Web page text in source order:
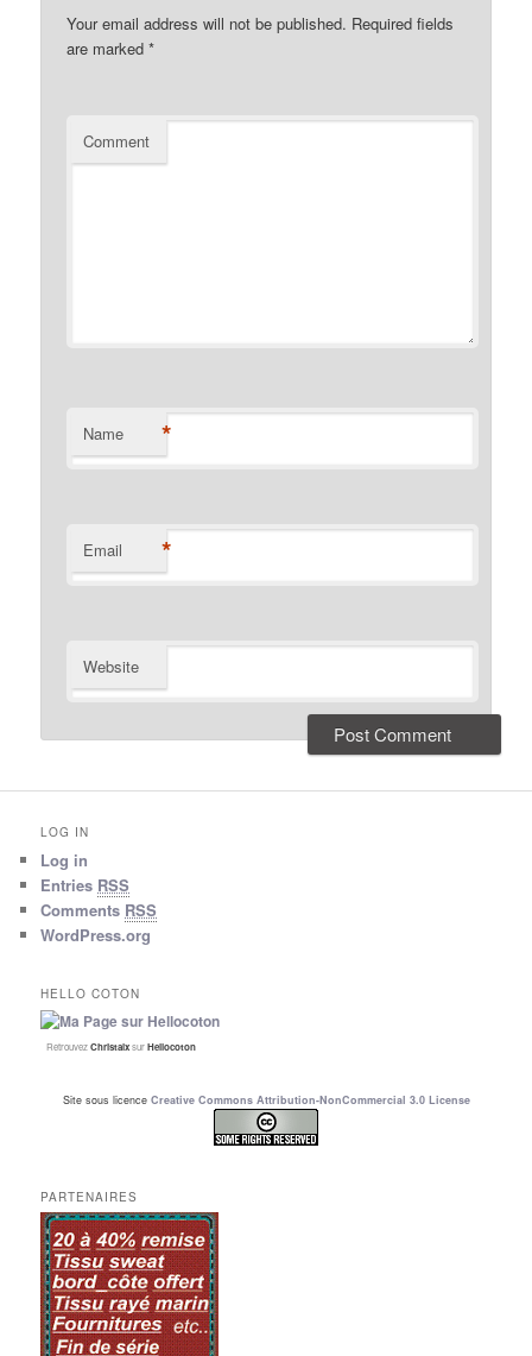
Your email address will not be published. Required fields
are marked*
Comment
Name *
Email *
Website
LOG IN
Log in
Entries RSS
Comments RSS
WordPress.org
HELLO COTON
RetrouvezChristalxsurHellocoton
Site sous licence Creative Commons Attribution-NonCommercial 3.0 License
PARTENAIRES